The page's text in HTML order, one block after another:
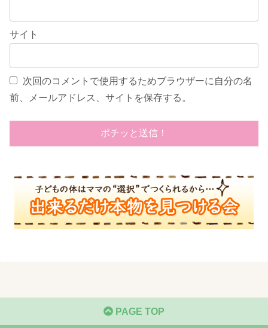
サイト
次回のコメントで使用するためブラウザーに自分の名
前、メールアドレス、サイトを保存する。
PAGE TOP